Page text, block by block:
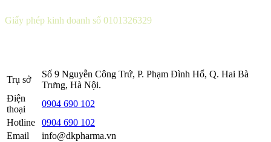
Giấy phép kinh doanh số 0101326329
Trụ sở
Số 9 Nguyễn Công Trứ, P. Phạm Đình Hổ, Q. Hai Bà
Trưng, Hà Nội.
Điện
thoại
0904 690 102
Hotline
0904 690 102
Email
info@dkpharma.vn